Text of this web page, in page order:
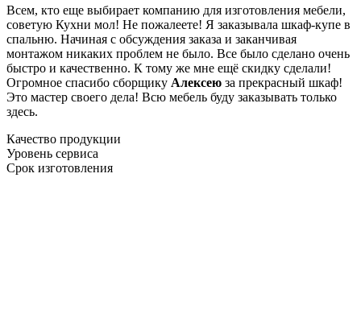
Всем, кто еще выбирает компанию для изготовления мебели,
советую Кухни мол! Не пожалеете! Я заказывала шкаф-купе в
спальню. Начиная с обсуждения заказа и заканчивая
монтажом никаких проблем не было. Все было сделано очень
быстро и качественно. К тому же мне ещё скидку сделали!
Огромное спасибо сборщику Алексею за прекрасный шкаф!
Это мастер своего дела! Всю мебель буду заказывать только
здесь.
Качество продукции
Уровень сервиса
Срок изготовления